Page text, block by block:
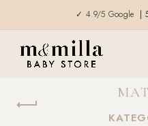
✓ 4.9/5 Google |